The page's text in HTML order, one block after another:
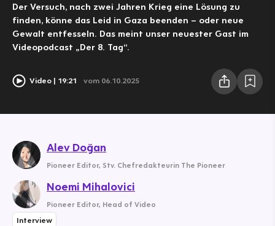
Der Versuch, nach zwei Jahren Krieg eine Lösung zu
finden, könne das Leid in Gaza beenden – oder neue
Gewalt entfesseln. Das meint unser neuester Gast im
Videopodcast „Der 8. Tag“.
Video 19:21 vom 06.10.2025
Alev Doğan
Pioneer Editor, Stv. Chefredakteurin The Pioneer
Noemi Mihalovici
Pioneer Editor, Head of Video
Interview